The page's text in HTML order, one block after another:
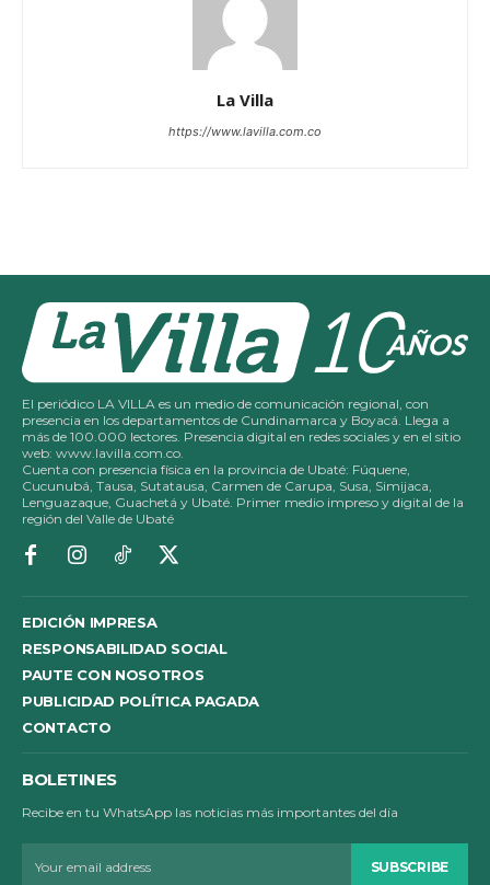
La Villa
https://www.lavilla.com.co
El periódico LA VILLA es un medio de comunicación regional, con
presencia en los departamentos de Cundinamarca y Boyacá. Llega a
más de 100.000 lectores. Presencia digital en redes sociales y en el sitio
web: www.lavilla.com.co.
Cuenta con presencia física en la provincia de Ubaté: Fúquene,
Cucunubá, Tausa, Sutatausa, Carmen de Carupa, Susa, Simijaca,
Lenguazaque, Guachetá y Ubaté. Primer medio impreso y digital de la
región del Valle de Ubaté
EDICIÓN IMPRESA
RESPONSABILIDAD SOCIAL
PAUTE CON NOSOTROS
PUBLICIDAD POLÍTICA PAGADA
CONTACTO
BOLETINES
Recibe en tu WhatsApp las noticias más importantes del día
SUBSCRIBE